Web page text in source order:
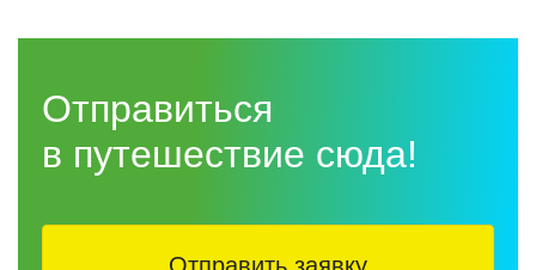
Отправиться
в путешествие сюда!